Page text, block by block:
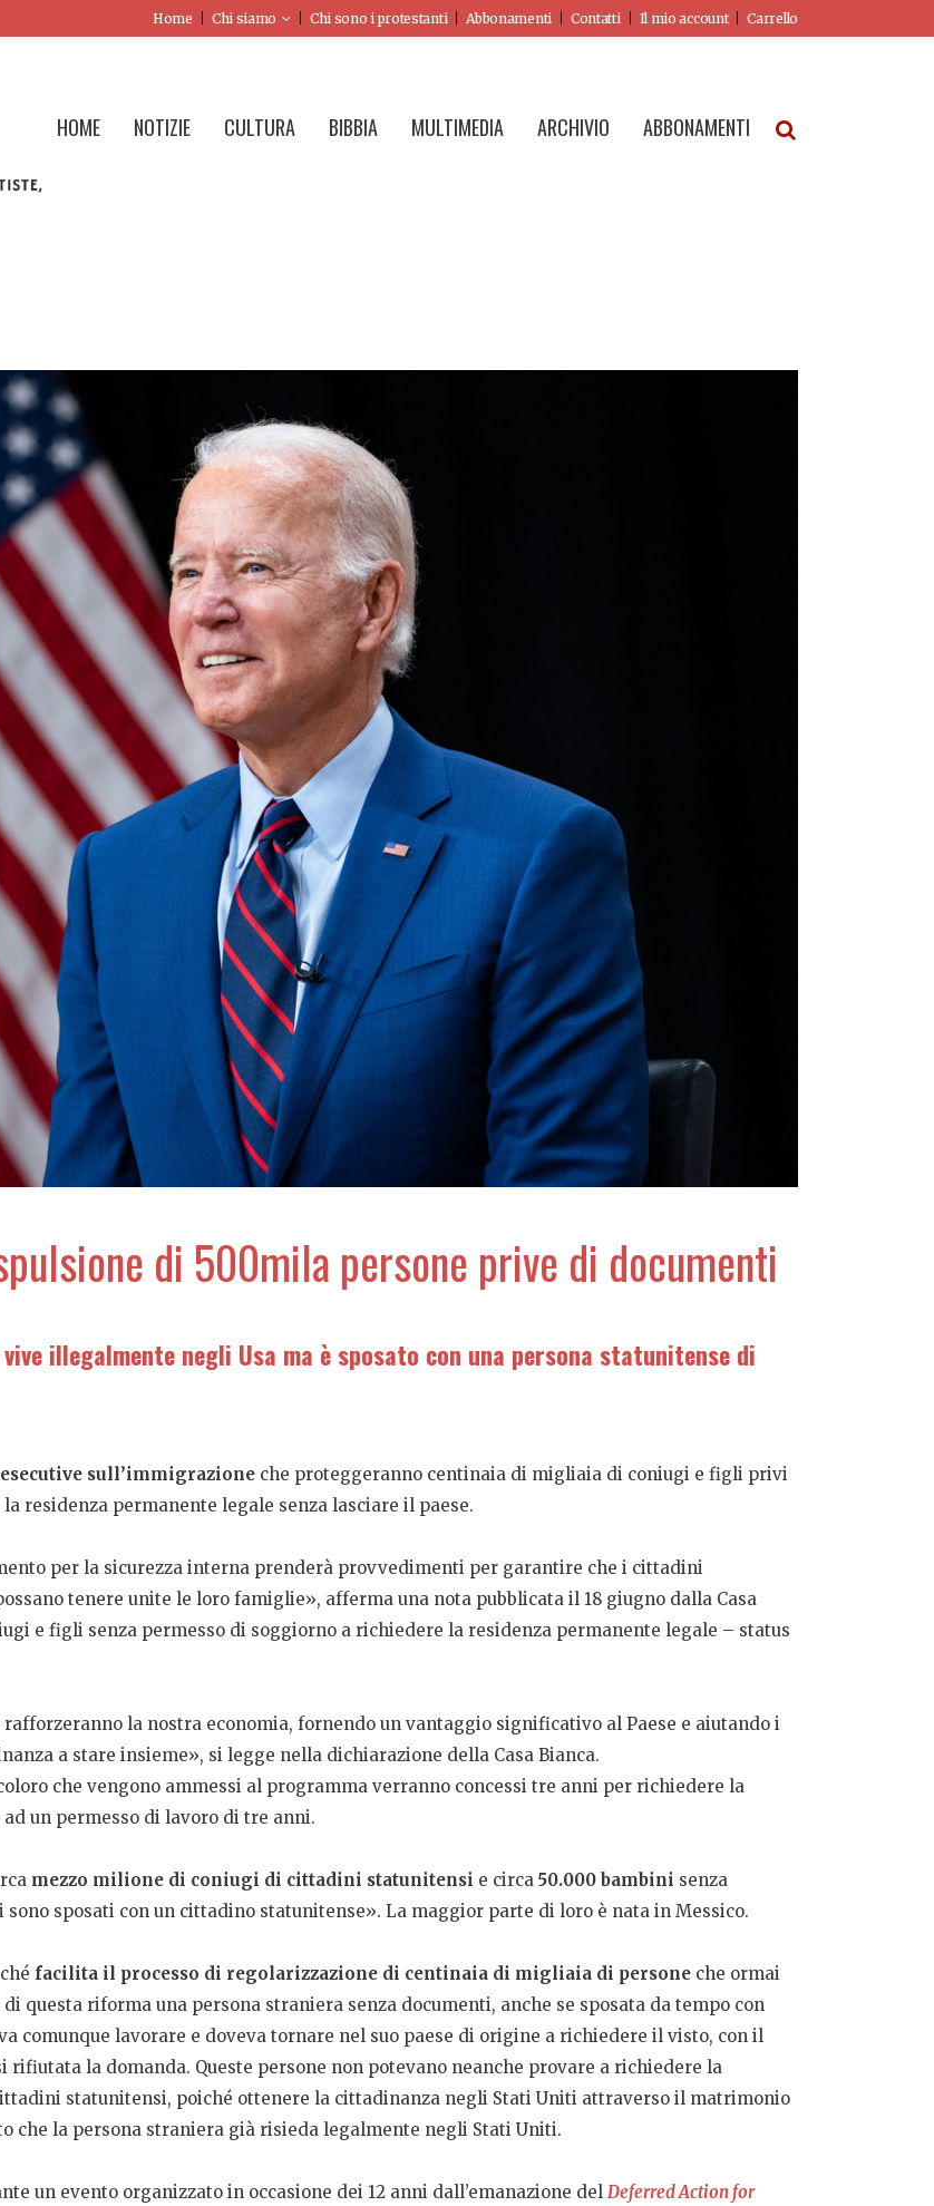
Home Chi siamo Chi sono i protestanti Abbonamenti Contatti Il mio account Carrello
HOME NOTIZIE CULTURA BIBBIA MULTIMEDIA ARCHIVIO ABBONAMENTI
di 500mila persone prive di documenti
illegalmente negli Usa ma è sposato con una persona statunitense di
sull’immigrazione che proteggeranno centinaia di migliaia di coniugi e figli privi
residenza permanente legale senza lasciare il paese.
per la sicurezza interna prenderà provvedimenti per garantire che i cittadini
tenere unite le loro famiglie», afferma una nota pubblicata il 18 giugno dalla Casa
e figli senza permesso di soggiorno a richiedere la residenza permanente legale – status
la nostra economia, fornendo un vantaggio significativo al Paese e aiutando i
a stare insieme», si legge nella dichiarazione della Casa Bianca.
che vengono ammessi al programma verranno concessi tre anni per richiedere la
un permesso di lavoro di tre anni.
mezzo milione di coniugi di cittadini statunitensi e circa 50.000 bambini senza
sposati con un cittadino statunitense». La maggior parte di loro è nata in Messico.
facilita il processo di regolarizzazione di centinaia di migliaia di persone che ormai
questa riforma una persona straniera senza documenti, anche se sposata da tempo con
comunque lavorare e doveva tornare nel suo paese di origine a richiedere il visto, con il
la domanda. Queste persone non potevano neanche provare a richiedere la
statunitensi, poiché ottenere la cittadinanza negli Stati Uniti attraverso il matrimonio
che la persona straniera già risieda legalmente negli Stati Uniti.
un evento organizzato in occasione dei 12 anni dall’emanazione del Deferred Action for